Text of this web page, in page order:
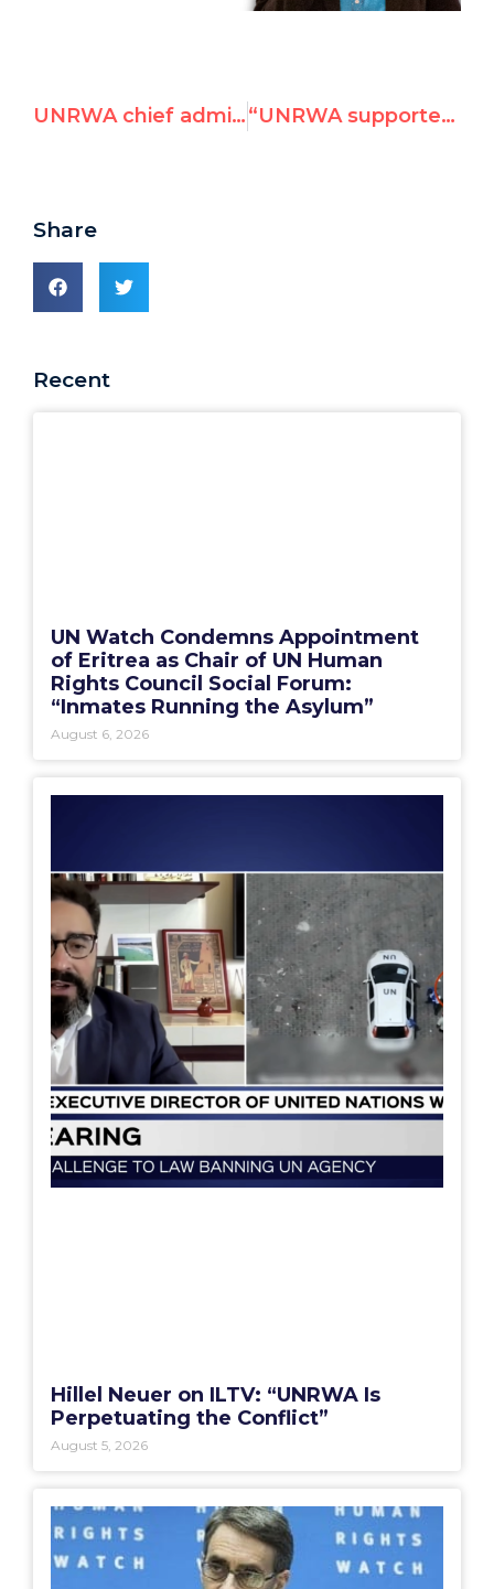
UNRWA chief admits other aid agencies can replace activities, but says Palestinians refuse “UNRWA supported the Palestinians’ dream of dismantling Israel” — Hillel Neuer on FranceInfo TV debate with UNRWA lawyer
Share
Recent
UN Watch Condemns Appointment
of Eritrea as Chair of UN Human
Rights Council Social Forum:
“Inmates Running the Asylum”
August 6, 2026
Hillel Neuer on ILTV: “UNRWA Is
Perpetuating the Conflict”
August 5, 2026